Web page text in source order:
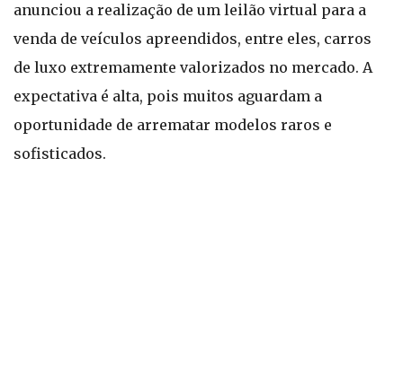
anunciou a realização de um leilão virtual para a
venda de veículos apreendidos, entre eles, carros
de luxo extremamente valorizados no mercado. A
expectativa é alta, pois muitos aguardam a
oportunidade de arrematar modelos raros e
sofisticados.